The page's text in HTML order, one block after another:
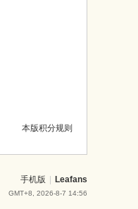
本版积分规则
手机版 Leafans
GMT+8, 2026-8-7 14:56